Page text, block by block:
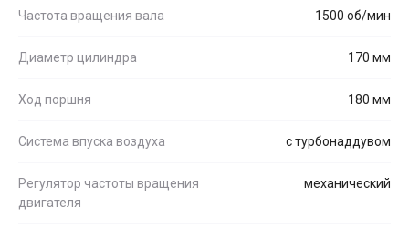
Частота вращения вала 1500 об/мин
Диаметр цилиндра 170 мм
Ход поршня 180 мм
Система впуска воздуха с турбонаддувом
Регулятор частоты вращения
двигателя
механический